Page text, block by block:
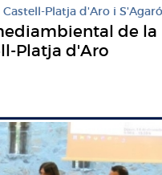
Castell-Platja d'Aro i S'Agaró
de la
Platja d'Aro